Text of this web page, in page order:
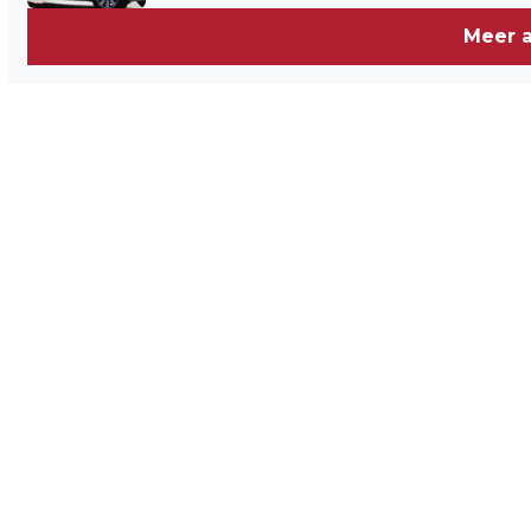
Meer